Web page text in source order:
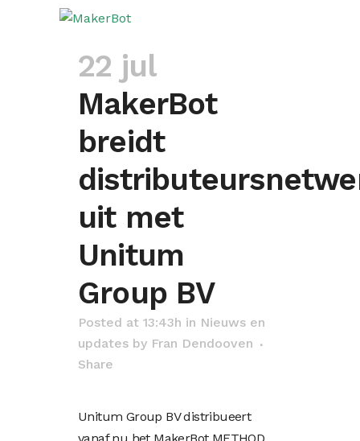
22 jul
MakerBot
breidt
uit met
Unitum
Group BV
Posted at 13:43h in Nieuws en
updates by Fran Dendooven
Share
Unitum Group BV distribueert